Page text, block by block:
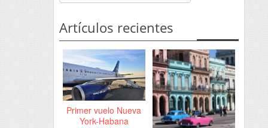
Artículos recientes
Primer vuelo Nueva
York-Habana